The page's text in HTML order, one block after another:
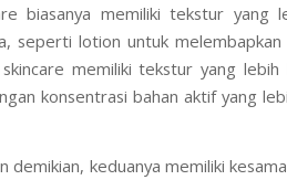
biasanya memiliki tekstur yang
seperti lotion untuk
skincare memiliki tekstur yang
konsentrasi bahan aktif yang
demikian, keduanya memiliki